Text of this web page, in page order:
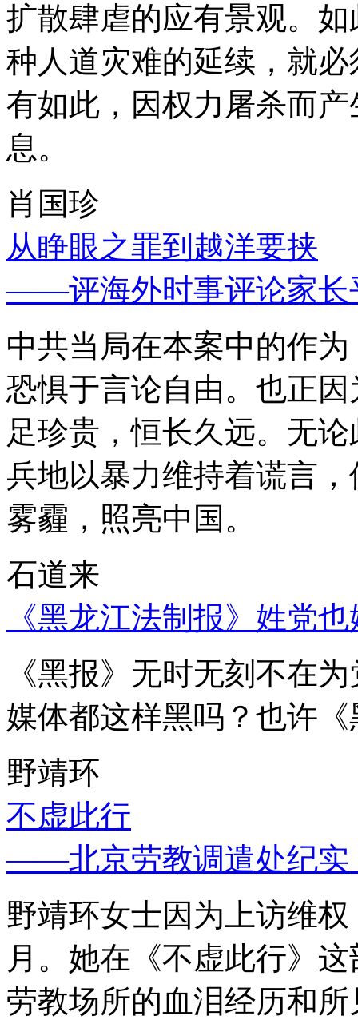
扩散肆虐的应有景观。
种人道灾难的延续，就
有如此，因权力屠杀而
息。
肖国珍
从睁眼之罪到越洋要挟
——评海外时事评论家长
中共当局在本案中的作
恐惧于言论自由。也正
足珍贵，恒长久远。无
兵地以暴力维持着谎言
雾霾，照亮中国。
石道来
《黑龙江法制报》姓党
《黑报》无时无刻不在
媒体都这样黑吗？也许
野靖环
不虚此行
——北京劳教调遣处纪实
野靖环女士因为上访维
月。她在《不虚此行》
劳教场所的血泪经历和